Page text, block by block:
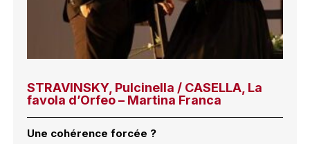
STRAVINSKY, Pulcinella / CASELLA, La
favola d’Orfeo – Martina Franca
Une cohérence forcée ?